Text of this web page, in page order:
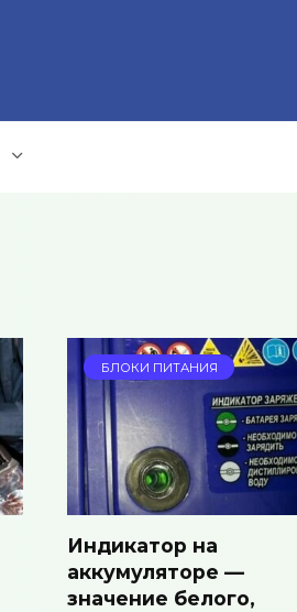
БЛОКИ ПИТАНИЯ
Индикатор на
аккумуляторе —
значение белого,